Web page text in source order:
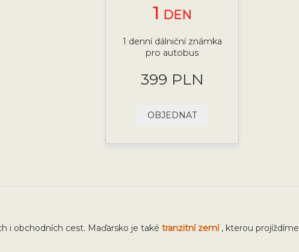
1 DEN
1 denní dálniční známka
pro autobus
399 PLN
OBJEDNAT
i obchodních cest. Maďarsko je takétranzitní zemí, kterou projíždíme